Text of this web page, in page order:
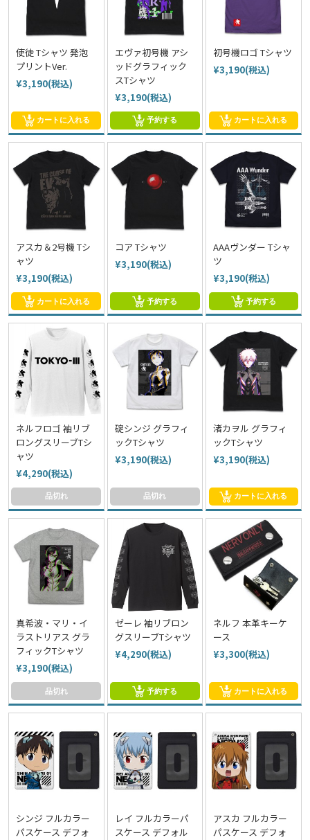
使徒 Tシャツ 発泡
プリントVer.
¥3,190(税込)
カートに入れる
エヴァ初号機 アシ
ッドグラフィック
スTシャツ
¥3,190(税込)
予約する
初号機ロゴ Tシャツ
¥3,190(税込)
カートに入れる
アスカ＆2号機 Tシ
ャツ
¥3,190(税込)
カートに入れる
コア Tシャツ
¥3,190(税込)
予約する
AAAヴンダー Tシャ
ツ
¥3,190(税込)
予約する
ネルフロゴ 袖リブ
ロングスリーブTシ
ャツ
¥4,290(税込)
品切れ
碇シンジ グラフィ
ックTシャツ
¥3,190(税込)
品切れ
渚カヲル グラフィ
ックTシャツ
¥3,190(税込)
カートに入れる
真希波・マリ・イ
ラストリアス グラ
フィックTシャツ
¥3,190(税込)
品切れ
ゼーレ 袖リブロン
グスリーブTシャツ
¥4,290(税込)
予約する
ネルフ 本革キーケ
ース
¥3,300(税込)
カートに入れる
シンジ フルカラー
パスケース デフォ
レイ フルカラーパ
スケース デフォル
アスカ フルカラー
パスケース デフォ